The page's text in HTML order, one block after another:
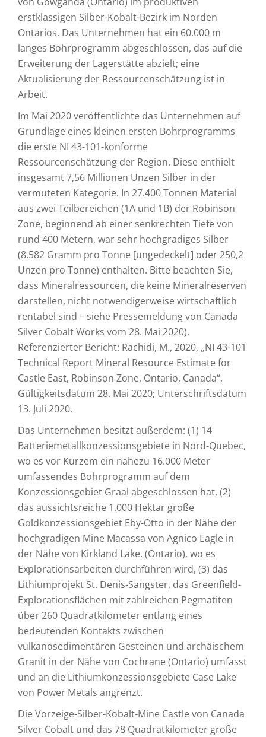
erstklassigen Silber-Kobalt-Bezirk im Norden
Ontarios. Das Unternehmen hat ein 60.000 m
langes Bohrprogramm abgeschlossen, das auf die
Erweiterung der Lagerstätte abzielt; eine
Aktualisierung der Ressourcenschätzung ist in
Arbeit.
Im Mai 2020 veröffentlichte das Unternehmen auf
Grundlage eines kleinen ersten Bohrprogramms
die erste NI 43-101-konforme
Ressourcenschätzung der Region. Diese enthielt
insgesamt 7,56 Millionen Unzen Silber in der
vermuteten Kategorie. In 27.400 Tonnen Material
aus zwei Teilbereichen (1A und 1B) der Robinson
Zone, beginnend ab einer senkrechten Tiefe von
rund 400 Metern, war sehr hochgradiges Silber
(8.582 Gramm pro Tonne [ungedeckelt] oder 250,2
Unzen pro Tonne) enthalten. Bitte beachten Sie,
dass Mineralressourcen, die keine Mineralreserven
darstellen, nicht notwendigerweise wirtschaftlich
rentabel sind – siehe Pressemeldung von Canada
Silver Cobalt Works vom 28. Mai 2020).
Referenzierter Bericht: Rachidi, M., 2020, „NI 43-101
Technical Report Mineral Resource Estimate for
Castle East, Robinson Zone, Ontario, Canada“,
Gültigkeitsdatum 28. Mai 2020; Unterschriftsdatum
13. Juli 2020.
Das Unternehmen besitzt außerdem: (1) 14
Batteriemetallkonzessionsgebiete in Nord-Quebec,
wo es vor Kurzem ein nahezu 16.000 Meter
umfassendes Bohrprogramm auf dem
Konzessionsgebiet Graal abgeschlossen hat, (2)
das aussichtsreiche 1.000 Hektar große
Goldkonzessionsgebiet Eby-Otto in der Nähe der
hochgradigen Mine Macassa von Agnico Eagle in
der Nähe von Kirkland Lake, (Ontario), wo es
Explorationsarbeiten durchführen wird, (3) das
Lithiumprojekt St. Denis-Sangster, das Greenfield-
Explorationsflächen mit zahlreichen Pegmatiten
über 260 Quadratkilometer entlang eines
bedeutenden Kontakts zwischen
vulkanosedimentären Gesteinen und archäischem
Granit in der Nähe von Cochrane (Ontario) umfasst
und an die Lithiumkonzessionsgebiete Case Lake
von Power Metals angrenzt.
Die Vorzeige-Silber-Kobalt-Mine Castle von Canada
Silver Cobalt und das 78 Quadratkilometer große